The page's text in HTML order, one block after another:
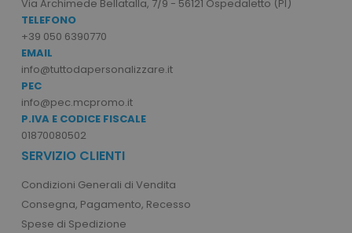
Via Archimede Bellatalla, 7/9 - 56121 Ospedaletto (PI)
TELEFONO
+39 050 6390770
EMAIL
info@tuttodapersonalizzare.it
PEC
info@pec.mcpromo.it
P.IVA E CODICE FISCALE
01870080502
SERVIZIO CLIENTI
Condizioni Generali di Vendita
Consegna, Pagamento, Recesso
Spese di Spedizione